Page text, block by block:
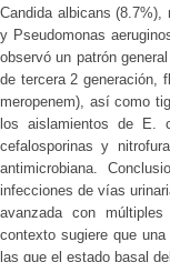
Candida albicans
y Pseudomonas
observó un patrón
de tercera 2 generación,
meropenem), así como
los aislamientos de E.
cefalosporinas y
antimicrobiana.
infecciones de vías
avanzada con
contexto sugiere que
las que el estado basal